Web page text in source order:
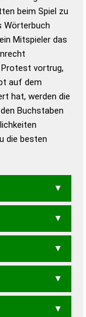
um die
Spiel zu
in 12 Bänden
gutes
Grammatik
beim Spiel zu
Wörterbuch
Mitspieler das
Protest vortrug,
auf dem
hat, werden die
Buchstaben
die besten